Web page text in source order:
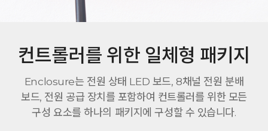
컨트롤러를 위한 일체형 패키지
Enclosure는 전원 상태 LED 보드, 8채널 전원 분배
보드, 전원 공급 장치를 포함하여 컨트롤러를 위한 모든
구성 요소를 하나의 패키지에 구성할 수 있습니다.